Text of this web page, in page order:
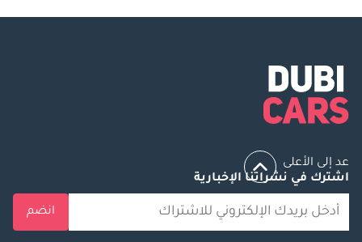
عد إلى الأعلى
اشترك في نشراتنا الإخبارية
انضم